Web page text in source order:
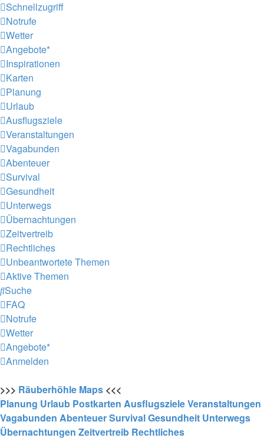
Schnellzugriff
Notrufe
Wetter
Angebote*
Inspirationen
Karten
Planung
Urlaub
Ausflugsziele
Veranstaltungen
Vagabunden
Abenteuer
Survival
Gesundheit
Unterwegs
Übernachtungen
Zeitvertreib
Rechtliches
Unbeantwortete Themen
Aktive Themen
Suche
FAQ
Notrufe
Wetter
Angebote*
Anmelden
>>> Räuberhöhle Maps <<<
Planung Urlaub Postkarten AusflugszieleVeranstaltungen
Vagabunden AbenteuerSurvivalGesundheit Unterwegs
Übernachtungen Zeitvertreib Rechtliches